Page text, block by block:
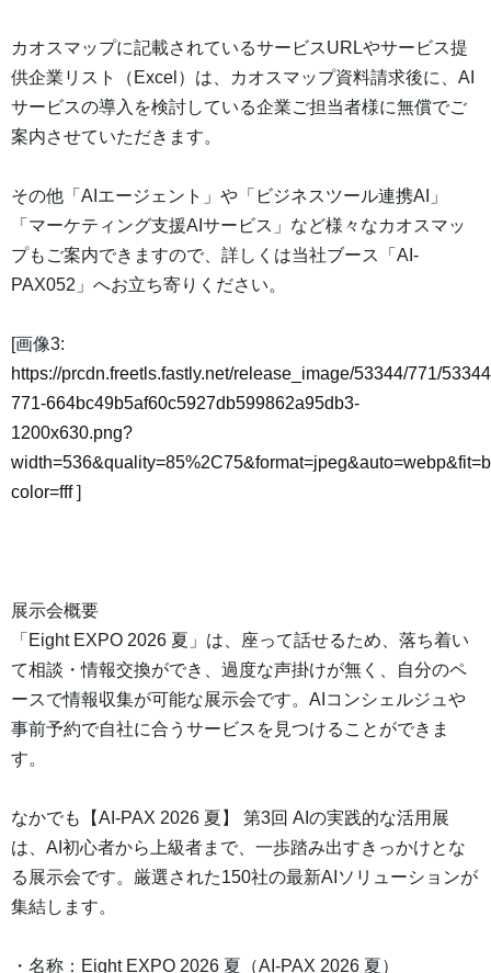
カオスマップに記載されているサービスURLやサービス提
供企業リスト（Excel）は、カオスマップ資料請求後に、AI
サービスの導入を検討している企業ご担当者様に無償でご
案内させていただきます。
その他「AIエージェント」や「ビジネスツール連携AI」
「マーケティング支援AIサービス」など様々なカオスマッ
プもご案内できますので、詳しくは当社ブース「AI-
PAX052」へお立ち寄りください。
[画像3:
https://prcdn.freetls.fastly.net/release_image/53344/771/
771-664bc49b5af60c5927db599862a95db3-
1200x630.png?
color=fff]
展示会概要
「Eight EXPO 2026 夏」は、座って話せるため、落ち着い
て相談・情報交換ができ、過度な声掛けが無く、自分のペ
ースで情報収集が可能な展示会です。AIコンシェルジュや
事前予約で自社に合うサービスを見つけることができま
す。
なかでも【AI-PAX 2026 夏】 第3回 AIの実践的な活用展
は、AI初心者から上級者まで、一歩踏み出すきっかけとな
る展示会です。厳選された150社の最新AIソリューションが
集結します。
・名称：Eight EXPO 2026 夏（AI-PAX 2026 夏）